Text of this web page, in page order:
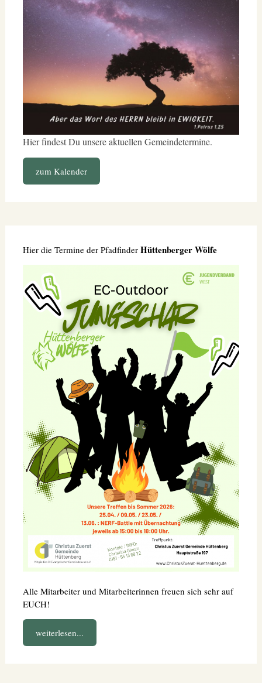
Hier findest Du unsere aktuellen Gemeindetermine.
zum Kalender
Hier die Termine der Pfadfinder Hüttenberger Wölfe
Alle Mitarbeiter und Mitarbeiterinnen freuen sich sehr auf
EUCH!
weiterlesen...